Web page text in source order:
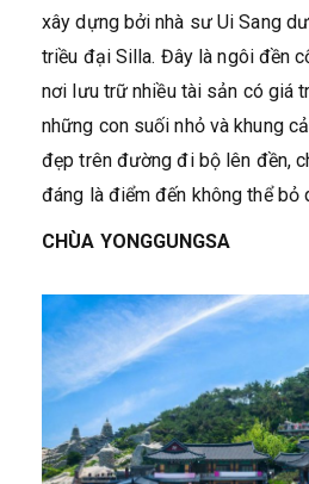
xây dựng bởi nhà sư Ui Sang
triều đại Silla. Đây là ngôi đền
nơi lưu trữ nhiều tài sản có giá
những con suối nhỏ và khung
đẹp trên đường đi bộ lên đền,
đáng là điểm đến không thể bỏ
CHÙA YONGGUNGSA